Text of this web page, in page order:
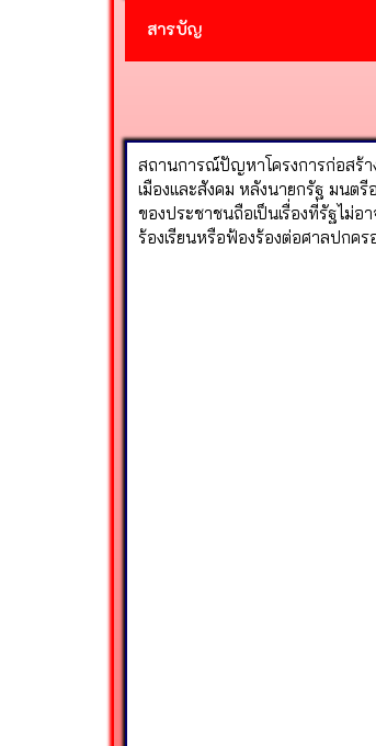
สารบัญ
สถานการณ์ปัญหาโครงการก่อสร้า
เมืองและสังคม หลังนายกรัฐ มนต
ของประชาชนถือเป็นเรื่องที่รัฐไม่อ
ร้องเรียนหรือฟ้องร้องต่อศาลปกคร